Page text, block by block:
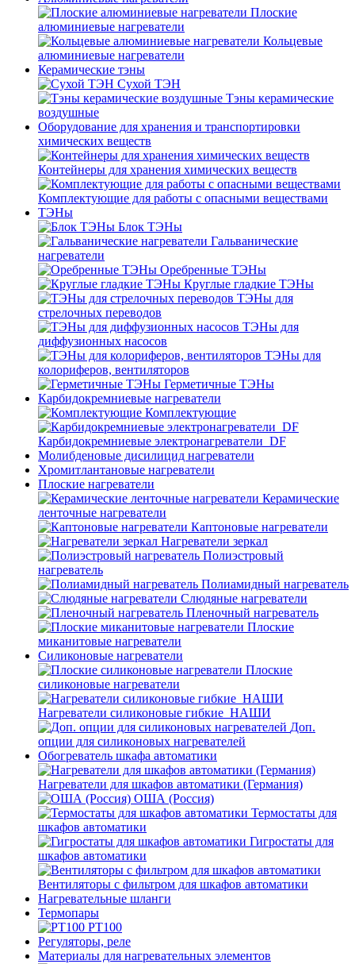
Плоские
алюминиевые нагреватели
Кольцевые
алюминиевые нагреватели
Керамические тэны
Сухой ТЭН
Тэны керамические
воздушные
Оборудование для хранения и транспортировки
химических веществ
Контейнеры для хранения химических веществ
Комплектующие для работы с опасными веществами
ТЭНы
Блок ТЭНы
Гальванические
нагреватели
Оребренные ТЭНы
Круглые гладкие ТЭНы
ТЭНы для
стрелочных переводов
ТЭНы для
диффузионных насосов
ТЭНы для
колориферов, вентиляторов
Герметичные ТЭНы
Карбидокремниевые нагреватели
Комплектующие
Карбидокремниевые электронагреватели_DF
Молибденовые дисилицид нагреватели
Хромитлантановые нагреватели
Плоские нагреватели
Керамические
ленточные нагреватели
Каптоновые нагреватели
Нагреватели зеркал
Полиэстровый
нагреватель
Полиамидный нагреватель
Слюдяные нагреватели
Пленочный нагреватель
Плоские
миканитовые нагреватели
Силиконовые нагреватели
Плоские
силиконовые нагреватели
Нагреватели силиконовые гибкие_НАШИ
Доп.
опции для силиконовых нагревателей
Обогреватель шкафа автоматики
Нагреватели для шкафов автоматики (Германия)
ОША (Россия)
Термостаты для
шкафов автоматики
Гигростаты для
шкафов автоматики
Вентиляторы с фильтром для шкафов автоматики
Нагревательные шланги
Термопары
PT100
Регуляторы, реле
Материалы для нагревательных элементов